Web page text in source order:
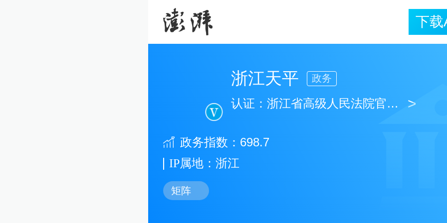
下载
浙江天平 政务
认证： 浙江省高级人民法院官方澎湃号 >
政务指数： 698.7
IP属地： 浙江
矩阵